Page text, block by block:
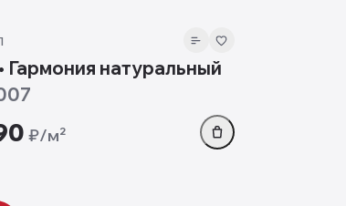
Гармония натуральный
₽/м²